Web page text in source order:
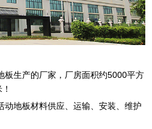
板生产的厂家，厂房面积约5000平方
动地板材料供应、运输、安装、维护